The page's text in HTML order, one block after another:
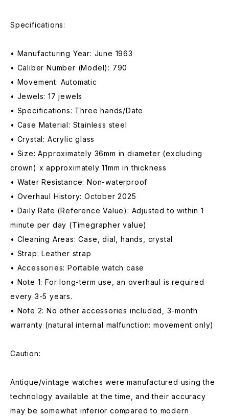
Specifications:
• Manufacturing Year: June 1963
• Caliber Number (Model): 790
• Movement: Automatic
• Jewels: 17 jewels
• Specifications: Three hands/Date
• Case Material: Stainless steel
• Crystal: Acrylic glass
• Size: Approximately 36mm in diameter (excluding
crown) x approximately 11mm in thickness
• Water Resistance: Non-waterproof
• Overhaul History: October 2025
• Daily Rate (Reference Value): Adjusted to within 1
minute per day (Timegrapher value)
• Cleaning Areas: Case, dial, hands, crystal
• Strap: Leather strap
• Accessories: Portable watch case
• Note 1: For long-term use, an overhaul is required
every 3-5 years.
• Note 2: No other accessories included, 3-month
warranty (natural internal malfunction: movement only)
Caution:
Antique/vintage watches were manufactured using the
technology available at the time, and their accuracy
may be somewhat inferior compared to modern